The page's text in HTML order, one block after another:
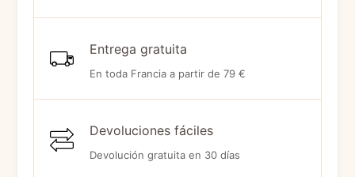
Entrega gratuita
En toda Francia a partir de 79 €
Devoluciones fáciles
Devolución gratuita en 30 días